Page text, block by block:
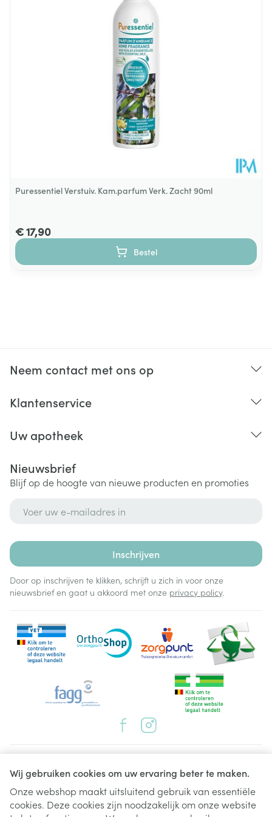
Wij gebruiken cookies om uw ervaring beter te maken.
Onze webshop maakt uitsluitend gebruik van essentiële
cookies. Deze cookies zijn noodzakelijk om onze website
Kamertemperatuur (15°C - 25°C)
Puressentiel Verstuiv. Kam.parfum Verk. Zacht 90ml
€ 17,90
Bestel
Neem contact met ons op
Klantenservice
Uw apotheek
Nieuwsbrief
Blijf op de hoogte van nieuwe producten en promoties
Inschrijven
Door op inschrijven te klikken, schrijft u zich in voor onze
nieuwsbrief en gaat u akkoord met onze privacy policy.
Juridische links